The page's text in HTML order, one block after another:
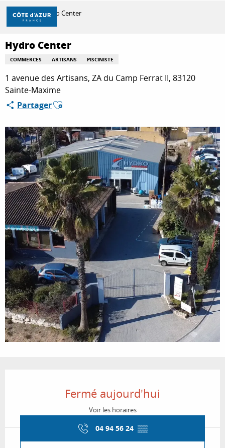
Aller
contenu
principal
DÉCOUVRIR
À FAIRE
SÉJOURNER
Accueil Hydro Center
Hydro Center
COMMERCES ARTISANS PISCINISTE
1 avenue des Artisans, ZA du Camp Ferrat II, 83120
Sainte-Maxime
PartagerAjouter aux favoris
Fermé aujourd'hui
Voir les horaires
04 94 56 24 ▒▒